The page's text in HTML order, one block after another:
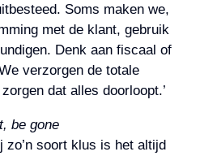
Soms maken we,
met de klant, gebruik
Denk aan fiscaal of
verzorgen de totale
dat alles doorloopt.’
be gone
zo’n soort klus is het altijd